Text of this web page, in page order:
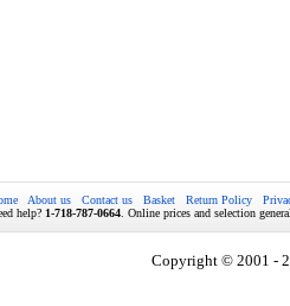
About us Contact us Basket Return Policy
help? 1-718-787-0664 . Online prices and selection
Copyright © 2001 -